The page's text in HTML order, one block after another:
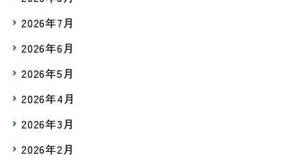
2026年7月
2026年6月
2026年5月
2026年4月
2026年3月
2026年2月